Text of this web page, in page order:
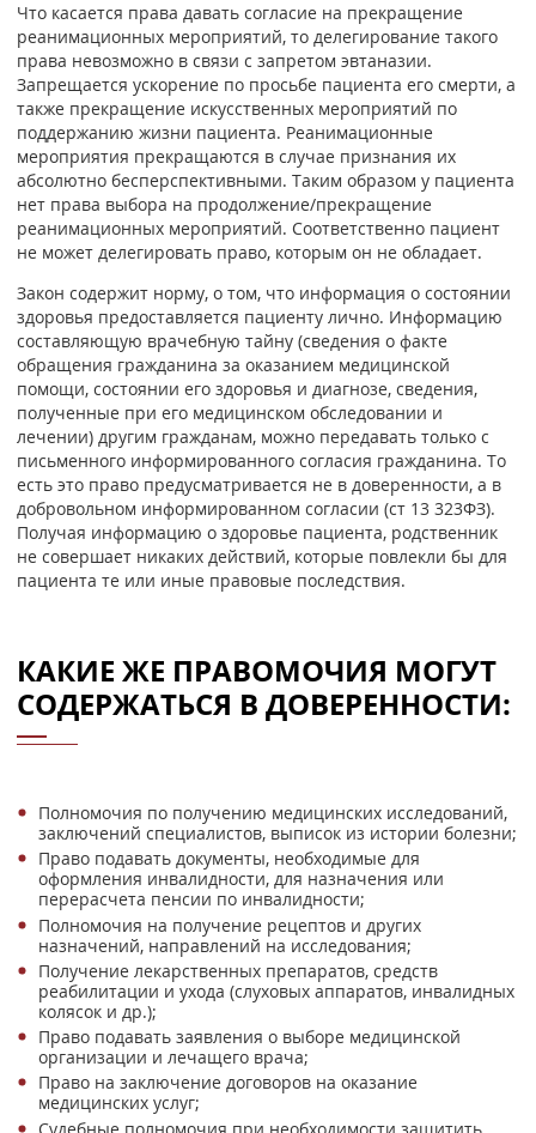
Что касается права давать согласие на прекращение
реанимационных мероприятий, то делегирование такого
права невозможно в связи с запретом эвтаназии.
Запрещается ускорение по просьбе пациента его смерти, а
также прекращение искусственных мероприятий по
поддержанию жизни пациента. Реанимационные
мероприятия прекращаются в случае признания их
абсолютно бесперспективными. Таким образом у пациента
нет права выбора на продолжение/прекращение
реанимационных мероприятий. Соответственно пациент
не может делегировать право, которым он не обладает.
Закон содержит норму, о том, что информация о состоянии
здоровья предоставляется пациенту лично. Информацию
составляющую врачебную тайну (сведения о факте
обращения гражданина за оказанием медицинской
помощи, состоянии его здоровья и диагнозе, сведения,
полученные при его медицинском обследовании и
лечении) другим гражданам, можно передавать только с
письменного информированного согласия гражданина. То
есть это право предусматривается не в доверенности, а в
добровольном информированном согласии (ст 13 323ФЗ).
Получая информацию о здоровье пациента, родственник
не совершает никаких действий, которые повлекли бы для
пациента те или иные правовые последствия.
КАКИЕ ЖЕ ПРАВОМОЧИЯ МОГУТ
СОДЕРЖАТЬСЯ В ДОВЕРЕННОСТИ:
Полномочия по получению медицинских исследований,
заключений специалистов, выписок из истории болезни;
Право подавать документы, необходимые для
оформления инвалидности, для назначения или
перерасчета пенсии по инвалидности;
Полномочия на получение рецептов и других
назначений, направлений на исследования;
Получение лекарственных препаратов, средств
реабилитации и ухода (слуховых аппаратов, инвалидных
колясок и др.);
Право подавать заявления о выборе медицинской
организации и лечащего врача;
Право на заключение договоров на оказание
медицинских услуг;
Судебные полномочия при необходимости защитить